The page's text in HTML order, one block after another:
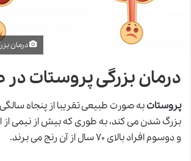
درمان
درمان بزرگی پروستات
پروستاتبه صورت طبیعی تقریبا از پنجاه
و دوسوم افراد بالای ۷۰ سال از آن رنج می برند.